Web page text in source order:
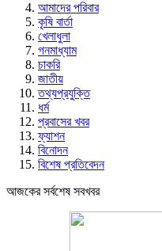
আমাদের পরিবার
কৃষি বার্তা
খেলাধুলা
গনমাধ্যাম
চাকরি
জাতীয়
তথ্যপ্রযুক্তি
ধর্ম
প্রবাসের খবর
ফ্যাশন
বিনোদন
বিশেষ প্রতিবেদন
আজকের সর্বশেষ সবখবর